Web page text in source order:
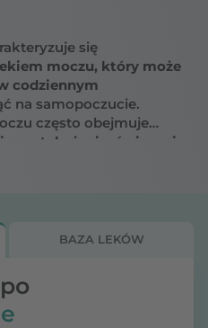
się
moczu, który może
codziennym
na samopoczucie.
często obejmuje
stylu życia, ćwiczenia
nietrzymania moczu
skorzystać i co zrobić,
BAZA LEKÓW